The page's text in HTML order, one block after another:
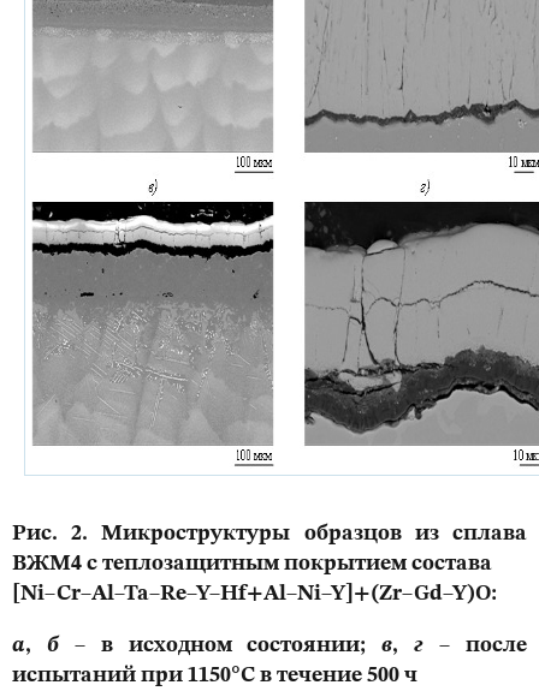
Рис. 2. Микроструктуры образцов из сплава
ВЖМ4 с теплозащитным покрытием состава
[Ni–Cr–Al–Ta–Re–Y–Hf+Al–Ni–Y]+(Zr–Gd–Y)O:
а, б– в исходном состоянии;в,г – после
испытаний при 1150°С в течение 500 ч